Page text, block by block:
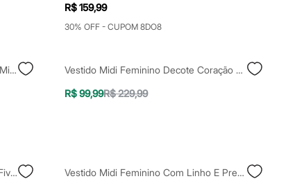
R$ 159,99
30% OFF - CUPOM 8DO8
Vestido Midi Feminino Alça Fina Com Miçangas Coqueiro Marrom
Vestido Midi Feminino Decote Coração Floral Azul
R$ 99,99R$ 229,99
Vestido Midi Feminino Franzido Com Fivela Azul
Vestido Midi Feminino Com Linho E Pregas Mindset Azul